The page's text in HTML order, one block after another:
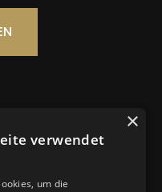
aus
×
verwendet
um die